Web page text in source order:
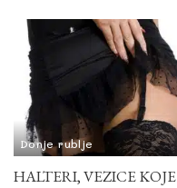
Donje rublje
HALTERI, VEZICE KOJE